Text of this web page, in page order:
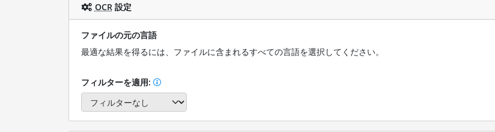
OCR 設定
ファイルの元の言語
最適な結果を得るには、ファイルに含まれるすべての言語を選択してください。
フィルターを適用: